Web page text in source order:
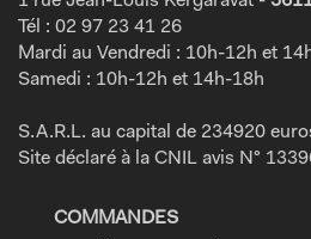
Tél : 02 97 23 41 26
Mardi au Vendredi : 10h-12h et
Samedi : 10h-12h et 14h-18h
S.A.R.L. au capital de 234920
Site déclaré à la CNIL avis N°
COMMANDES